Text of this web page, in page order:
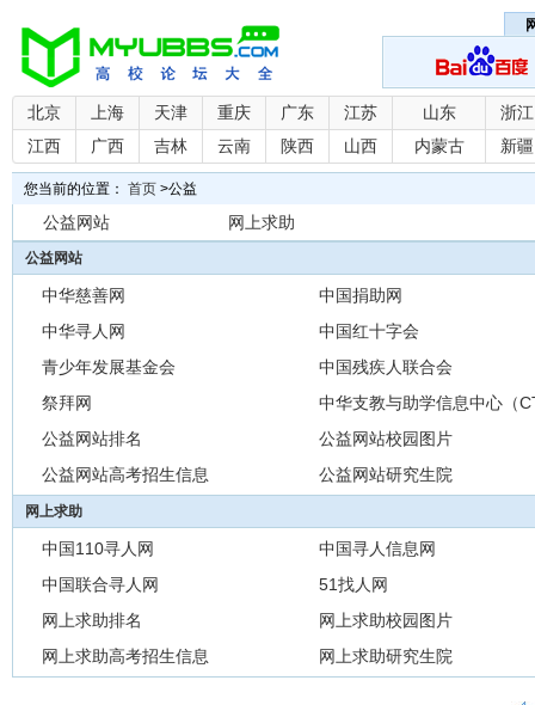
北京 上海 天津 重庆 广东 江苏 山东
浙江
江西
广西 吉林 云南 陕西 山西 内蒙古 新疆
您当前的位置： 首页 >公益
公益网站 网上求助
公益网站
中华慈善网
中国捐助网
中华寻人网
中国红十字会
青少年发展基金会
中国残疾人联合会
祭拜网
中华支教与助学信息中心（
公益网站排名
公益网站校园图片
公益网站高考招生信息
公益网站研究生院
网上求助
中国110寻人网
中国寻人信息网
中国联合寻人网
51找人网
网上求助排名
网上求助校园图片
网上求助高考招生信息
网上求助研究生院